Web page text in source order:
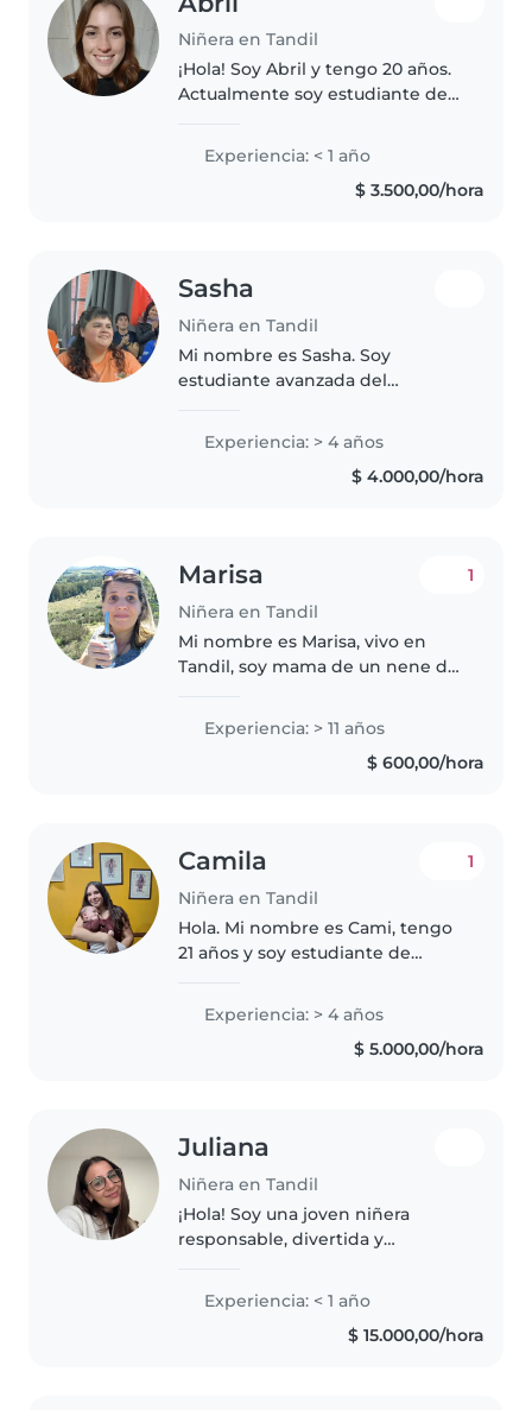
Niñera en Tandil
¡Hola! Soy Abril y tengo 20 años.
Actualmente soy estudiante de
niños para poder sustentar mis
gastos universitarios. Aunque no
tengo experiencia formal,..
Experiencia: < 1 año
$ 3.500,00/hora
Sasha
Niñera en Tandil
Mi nombre es Sasha. Soy
estudiante avanzada del
Historia, y la educación y el
cuidado de los chicos son una
parte central de mi vida. Soy
Experiencia: > 4 años
$ 4.000,00/hora
Marisa
Niñera en Tandil
1
Mi nombre es Marisa, vivo en
Tandil, soy mama de un nene de
una gran afinidad con ellos. Soy
muy activa, creativa, me gusta
crear espacios donde los..
Experiencia: > 11 años
$ 600,00/hora
Camila
Niñera en Tandil
1
Hola. Mi nombre es Cami, tengo
21 años y soy estudiante de
cursando el 3er año de la carrera.
Soy de Tandil, Buenos Aires.
(Oriunda de Las Flores, Bs.As)..
Experiencia: > 4 años
$ 5.000,00/hora
Juliana
Niñera en Tandil
¡Hola! Soy una joven niñera
responsable, divertida y
preescolar y niños pequeños.
Tengo experiencia con niños con
Experiencia: < 1 año
$ 15.000,00/hora